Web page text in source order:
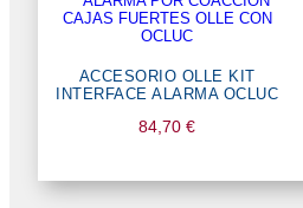
ACCESORIO OLLE KIT
INTERFACE ALARMA OCLUC
84,70€